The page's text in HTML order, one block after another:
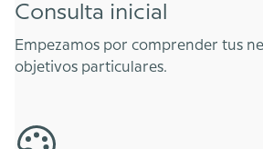
Consulta inicial
Empezamos por comprender tus
objetivos particulares.